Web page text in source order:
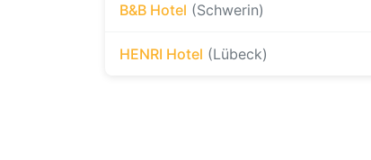
B&B Hotel (Schwerin)
HENRI Hotel (Lübeck)